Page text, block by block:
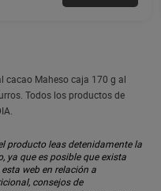
cacao Maheso caja 170 g al
Todos los productos de
producto leas detenidamente la
ya que es posible que exista
web en relación a
consejos de